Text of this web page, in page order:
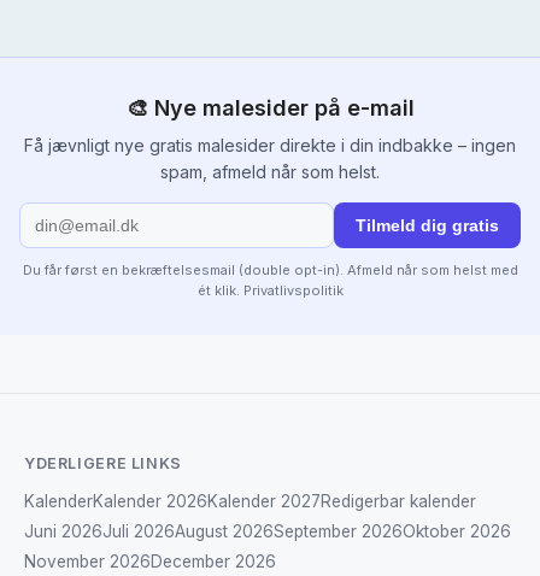
🎨 Nye malesider på e-mail
Få jævnligt nye gratis malesider direkte i din indbakke – ingen
spam, afmeld når som helst.
Tilmeld dig gratis
Du får først en bekræftelsesmail (double opt-in). Afmeld når som helst med
ét klik. Privatlivspolitik
YDERLIGERE LINKS
KalenderKalender 2026Kalender 2027Redigerbar kalender
Juni 2026Juli 2026August 2026September 2026Oktober 2026
November 2026December 2026